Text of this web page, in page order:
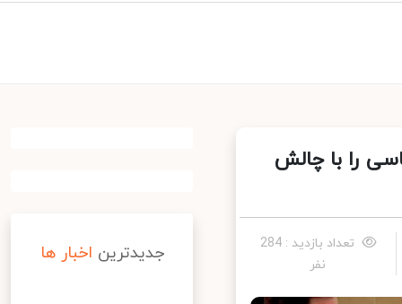
را با چالش
تعداد بازدید : 284
نفر
جدیدترین اخبار ها